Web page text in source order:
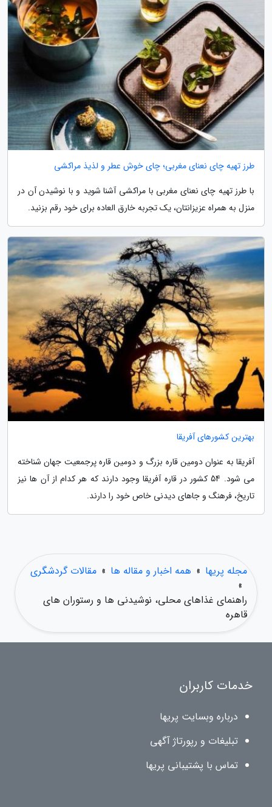
طرز تهیه چای نعنای مغربی؛ چای خوش عطر و لذیذ مراکشی
با طرز تهیه چای نعنای مغربی با مراکشی آشنا شوید و با نوشیدن آن در
منزل به همراه عزیزانتان، یک تجربه خارق العاده برای خود رقم بزنید.
بهترین کشورهای آفریقا
آفریقا به عنوان دومین قاره بزرگ و دومین قاره پرجمعیت جهان شناخته
می شود. 54 کشور در قاره آفریقا وجود دارند که هر کدام از آن ها نیز
تاریخ، فرهنگ و جاهای دیدنی خاص خود را دارند.
مجله پریها » همه اخبار و مقاله ها » مقالات گردشگری
»
راهنمای غذاهای محلی، نوشیدنی ها و رستوران های
قاهره
خدمات کاربران
درباره وبسایت پریها
تبلیغات و رپورتاژ آگهی
تماس با پشتیبانی پریها